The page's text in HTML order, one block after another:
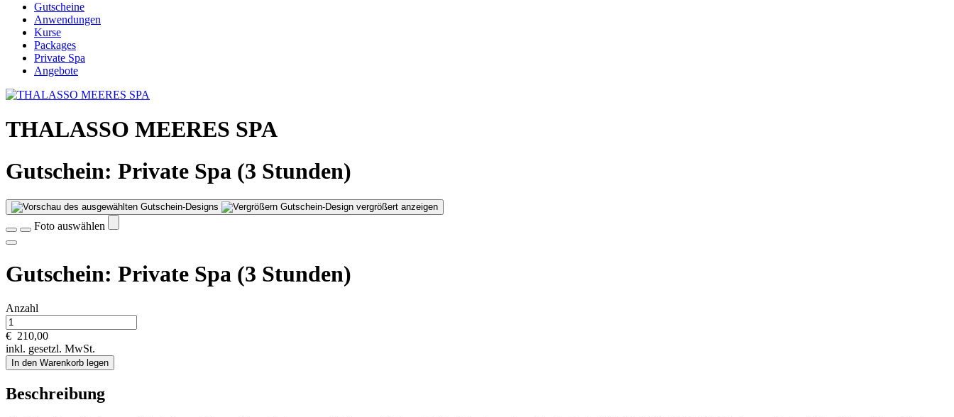
Gutscheine
Anwendungen
Kurse
Packages
Private Spa
Angebote
THALASSO MEERES SPA
Gutschein: Private Spa (3 Stunden)
Gutschein-Design vergrößert anzeigen
Foto auswählen
Gutschein: Private Spa (3 Stunden)
Anzahl
€ 210,00
inkl. gesetzl. MwSt.
In den Warenkorb legen
Beschreibung